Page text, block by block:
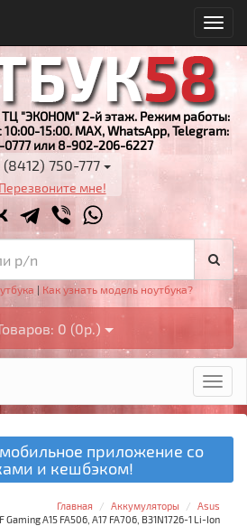
ТЦ "ЭКОНОМ" 2-й этаж. Режим работы:
15:00. MAX, WhatsApp, Telegram:
или 8-902-206-6227
750-777
Перезвоните мне!
| Как узнать модель ноутбука?
0 (0р.)
приложение со
и кешбэком!
Главная Аккумуляторы
Asus
A15 FA506, A17 FA706, B31N1726-1 Li-Ion